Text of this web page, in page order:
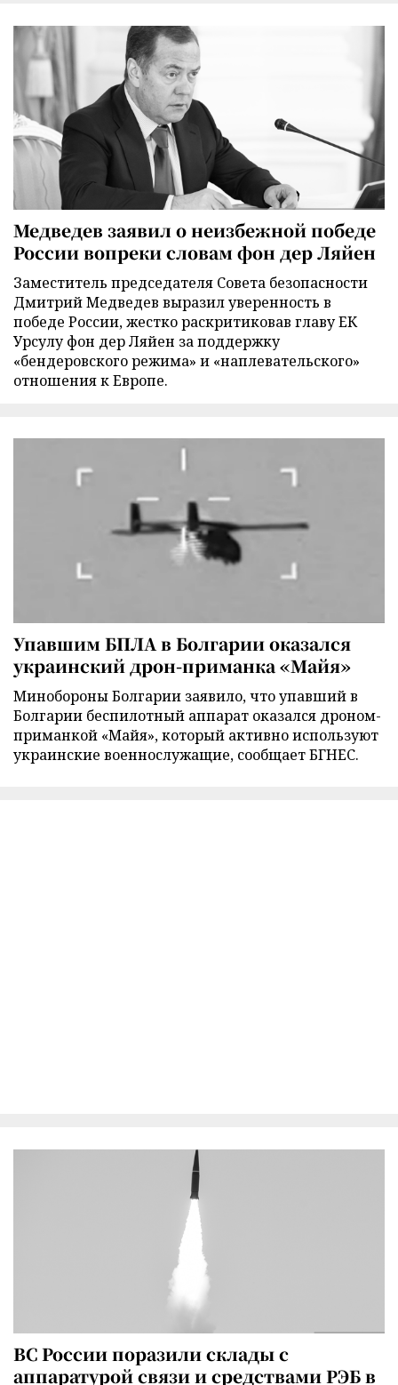
Медведев заявил о неизбежной победе
России вопреки словам фон дер Ляйен
Заместитель председателя Совета безопасности
Дмитрий Медведев выразил уверенность в
победе России, жестко раскритиковав главу ЕК
Урсулу фон дер Ляйен за поддержку
«бендеровского режима» и «наплевательского»
отношения к Европе.
Упавшим БПЛА в Болгарии оказался
украинский дрон-приманка «Майя»
Минобороны Болгарии заявило, что упавший в
Болгарии беспилотный аппарат оказался дроном-
приманкой «Майя», который активно используют
украинские военнослужащие, сообщает БГНЕС.
ВС России поразили склады с
аппаратурой связи и средствами РЭБ в